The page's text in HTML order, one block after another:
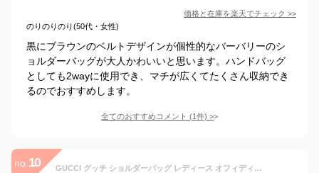
価格と在庫を楽天でチェック >>
のりのりのり(50代・女性)
黒にブラウンのベルトデザインが個性的なバーバリーのシ
ョルダーバッグが大人かわいいと思います。ハンドバッグ
としても2wayに使用でき、マチが広くてたくさん収納でき
るのでおすすめします。
全てのおすすめコメント (1件) >
no. 10 GUCCI グッチ ショルダーバッグ レディース オフィディア 517350 2KQGG 8375 プレゼント ギフト 実用的